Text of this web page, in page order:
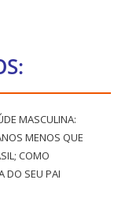
MASCULINA:
MENOS QUE
COMO
DO SEU PAI